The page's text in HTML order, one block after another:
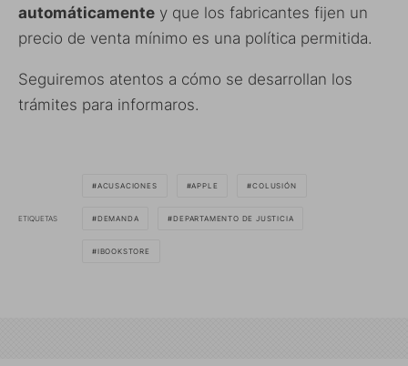
automáticamente y que los fabricantes fijen un
precio de venta mínimo es una política permitida.
Seguiremos atentos a cómo se desarrollan los
trámites para informaros.
ETIQUETAS
ACUSACIONES APPLE COLUSIÓN
DEMANDA DEPARTAMENTO DE JUSTICIA
IBOOKSTORE